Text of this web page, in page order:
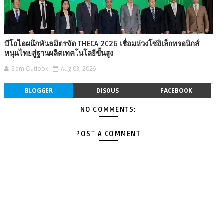
บีโอไอผนึกพันธมิตรจัด THECA 2026 เชื่อมห่วงโซ่อิเล็กทรอนิกส์
หนุนไทยสู่ฐานผลิตเทคโนโลยีขั้นสูง
Siam Outlook Aug 03, 2026
BLOGGER DISQUS FACEBOOK
NO COMMENTS:
POST A COMMENT